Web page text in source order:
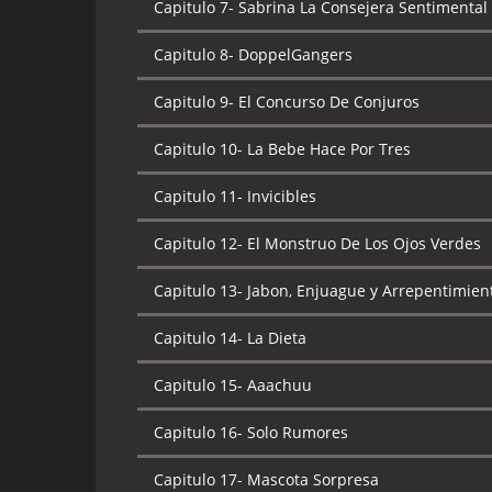
Capitulo 7- Sabrina La Consejera Sentimental
Capitulo 8- DoppelGangers
Capitulo 9- El Concurso De Conjuros
Capitulo 10- La Bebe Hace Por Tres
Capitulo 11- Invicibles
Capitulo 12- El Monstruo De Los Ojos Verdes
Capitulo 13- Jabon, Enjuague y
Capitulo 14- La Dieta
Capitulo 15- Aaachuu
Capitulo 16- Solo Rumores
Capitulo 17- Mascota Sorpresa